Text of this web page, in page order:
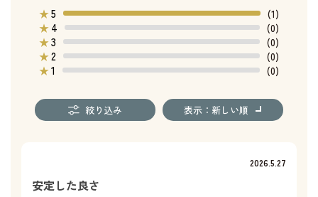
★5
(1)
★ 4
(0)
★3
(0)
★2
(0)
★1 (0)
絞り込み 表示：新しい順
2026.5.27
安定した良さ